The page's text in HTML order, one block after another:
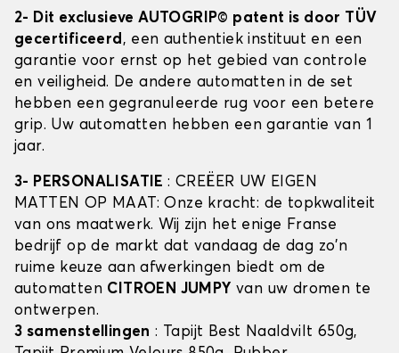
2- Dit exclusieve AUTOGRIP© patent is door TÜV
gecertificeerd, een authentiek instituut en een
garantie voor ernst op het gebied van controle
en veiligheid. De andere automatten in de set
hebben een gegranuleerde rug voor een betere
grip. Uw automatten hebben een garantie van 1
jaar.
3- PERSONALISATIE: CREËER UW EIGEN
MATTEN OP MAAT: Onze kracht: de topkwaliteit
van ons maatwerk. Wij zijn het enige Franse
bedrijf op de markt dat vandaag de dag zo'n
ruime keuze aan afwerkingen biedt om de
automatten CITROEN JUMPY van uw dromen te
ontwerpen.
3 samenstellingen : Tapijt Best Naaldvilt 650g,